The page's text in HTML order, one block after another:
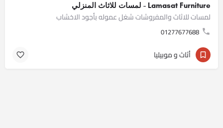
Lamasat Furniture - لمسات للاثاث المنزلي
لمسات للاثاث والمفروشات شغل عموله بأجود الاخشاب
01277677688
أثاث و موبيليا